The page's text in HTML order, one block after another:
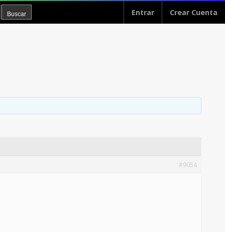
Entrar Crear Cuenta
#9054